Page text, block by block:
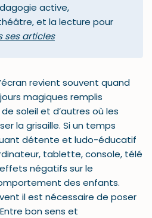
active,
et la lecture pour
ses articles
revient souvent quand
magiques remplis
soleil et d’autres où les
la grisaille. Si un temps
détente et ludo-éducatif
tablette, console, télé
négatifs sur le
des enfants.
il est nécessaire de poser
bon sens et